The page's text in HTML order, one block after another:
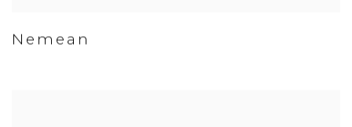
Nemean